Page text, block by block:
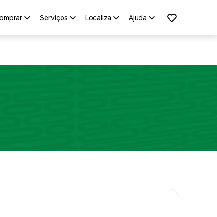
Serviços Localiza Ajuda